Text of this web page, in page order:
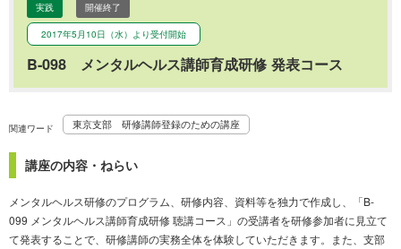
実践 開催終了
2017年5月10日（水）より受付開始
B-098 メンタルヘルス講師育成研修 発表コース
関連ワード 東京支部 研修講師登録のための講座
講座の内容・ねらい
メンタルヘルス研修のプログラム、研修内容、資料等を独力で作成し、「B-
099 メンタルヘルス講師育成研修 聴講コース」の受講者を研修参加者に見立て
て発表することで、研修講師の実務全体を体験していただきます。また、支部